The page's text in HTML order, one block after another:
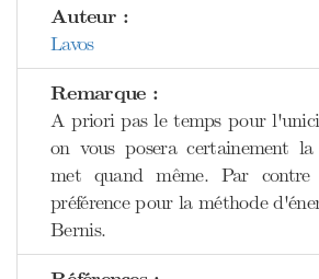
Auteur :
Lavos
Remarque :
A priori pas le temps pour
on vous posera certainement
met quand même. Par
préférence pour la méthode
Bernis.